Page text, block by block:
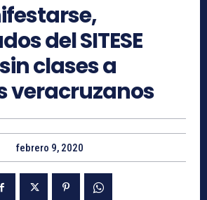
del SITESE
clases a
veracruzanos
febrero 9, 2020